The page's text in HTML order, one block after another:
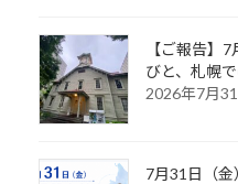
【ご報告】
びと、札幌
2026年7月
7月31日（